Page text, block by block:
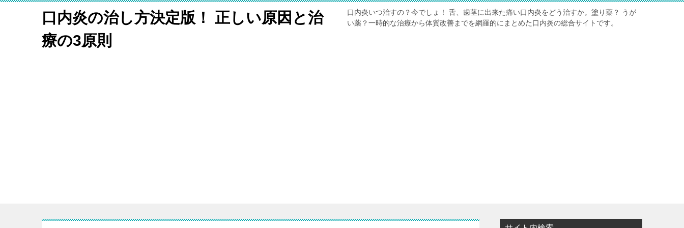
口内炎の治し方決定版！ 正しい原因と治
療の3原則
口内炎いつ治すの？今でしょ！ 舌、歯茎に出来た痛い口内炎をどう治すか。塗り薬？ うが
い薬？一時的な治療から体質改善までを網羅的にまとめた口内炎の総合サイトです。